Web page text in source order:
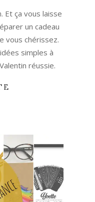
Et ça vous laisse
un cadeau
vous chérissez.
simples à
réussie.